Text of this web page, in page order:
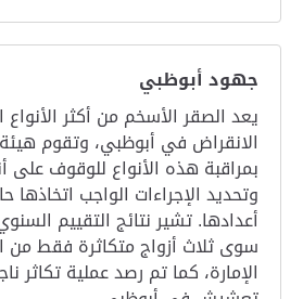
جهود أبوظبي
يعد الصقر الأسخم من أكثر
الانقراض في أبوظبي، وتقوم
بمراقبة هذه الأنواع للوقوف على
وتحديد الإجراءات الواجب اتخاذها
أعدادها. تشير نتائج التقييم
سوى ثلاث أزواج متكاثرة فقط
الإمارة، كما تم رصد عملية